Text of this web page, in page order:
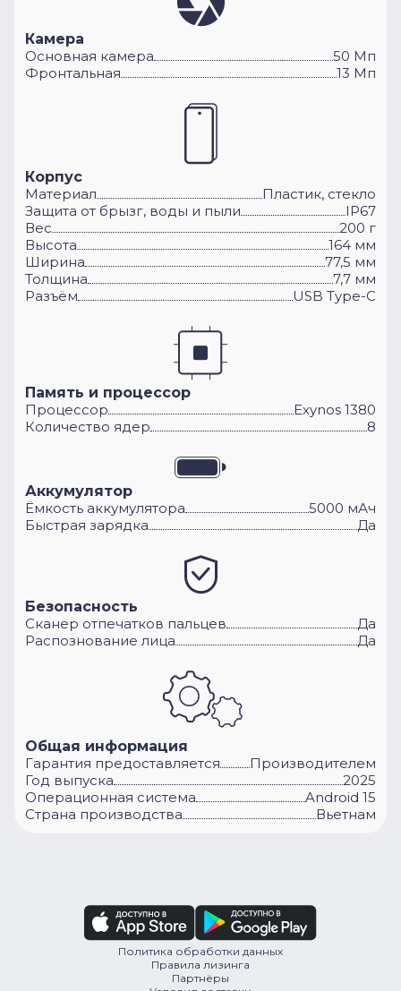
Камера
Основная камера
50 Мп
Фронтальная
13 Мп
Корпус
Материал
Пластик, стекло
Защита от брызг, воды и пыли
IP67
Вес
200 г
Высота
164 мм
Ширина
77,5 мм
Толщина
7,7 мм
Разъём
USB Type-C
Память и процессор
Процессор
Exynos 1380
Количество ядер
8
Аккумулятор
Ёмкость аккумулятора
5000 мАч
Быстрая зарядка
Да
Безопасность
Сканер отпечатков пальцев
Да
Распознование лица
Да
Общая информация
Гарантия предоставляется
Производителем
Год выпуска
2025
Операционная система
Android 15
Cтрана производства
Вьетнам
Политика обработки данных
Правила лизинга
Партнёры